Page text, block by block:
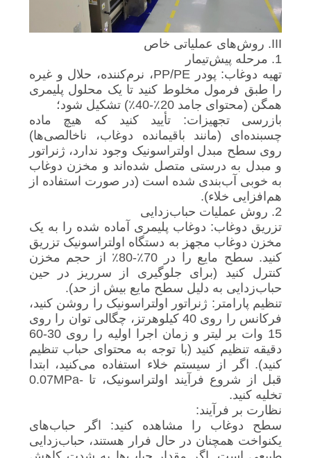
III. روش‌های عملیاتی خاص
1. مرحله پیش‌تیمار
تهیه دوغاب: پودر PP/PE، نرم‌کننده، حلال و غیره
را طبق فرمول مخلوط کنید تا یک محلول پلیمری
همگن (محتوای جامد 20٪-40٪) تشکیل شود؛
بازرسی تجهیزات: تأیید کنید که هیچ ماده
چسبنده‌ای (مانند باقیمانده دوغاب، ناخالصی‌ها)
روی سطح مبدل اولتراسونیک وجود ندارد، ژنراتور
و مبدل به درستی متصل شده‌اند و مخزن دوغاب
به خوبی آب‌بندی شده است (در صورت استفاده از
هم‌افزایی خلاء).
2. روش عملیات حباب‌زدایی
تزریق دوغاب: دوغاب پلیمری آماده شده را به یک
مخزن دوغاب مجهز به دستگاه اولتراسونیک تزریق
کنید. سطح مایع را در 70٪-80٪ از حجم مخزن
کنترل کنید (برای جلوگیری از سرریز در حین
حباب‌زدایی به دلیل سطح مایع بیش از حد).
تنظیم پارامتر: ژنراتور اولتراسونیک را روشن کنید،
فرکانس را روی 40 کیلوهرتز، چگالی توان را روی
15 وات بر لیتر و زمان اجرا اولیه را روی 30-60
دقیقه تنظیم کنید (با توجه به محتوای حباب تنظیم
کنید). اگر از سیستم خلاء استفاده می‌کنید، ابتدا
قبل از شروع فرآیند اولتراسونیک، تا -0.07MPa
تخلیه کنید.
نظارت بر فرآیند:
سطح دوغاب را مشاهده کنید: اگر حباب‌های
یکنواخت همچنان در حال فرار هستند، حباب‌زدایی